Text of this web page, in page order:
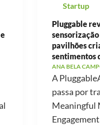
Startup
Pluggable
pavilhões
sentimentos
ANA BELA
A
passa por
Meaningful